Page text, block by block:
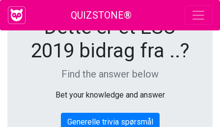
QUIZSTONE®
Dette er et ESC
2019 bidrag fra ..?
Find the answer below
Bet your knowledge and answer
Generelle trivia spørsmål